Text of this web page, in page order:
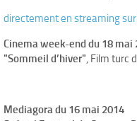
directement en streaming sur
Cinema week-end du 18 mai
"Sommeil d’hiver", Film turc
Mediagora du 16 mai 2014